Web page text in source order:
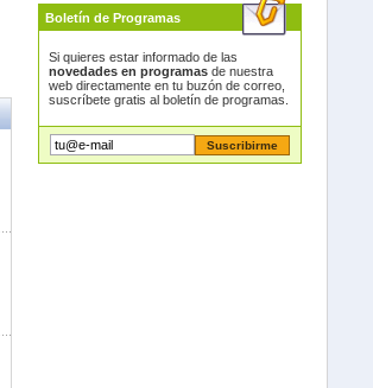
Boletín de Programas
Si quieres estar informado de las
novedades en programasde nuestra
web directamente en tu buzón de correo,
suscríbete gratis al boletín de programas.